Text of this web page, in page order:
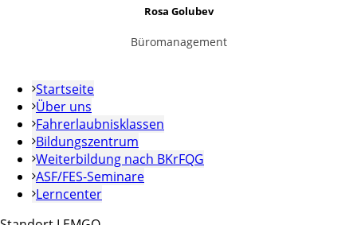
Rosa Golubev
Büromanagement
Startseite
Über uns
Fahrerlaubnisklassen
Bildungszentrum
Weiterbildung nach BKrFQG
ASF/FES-Seminare
Lerncenter